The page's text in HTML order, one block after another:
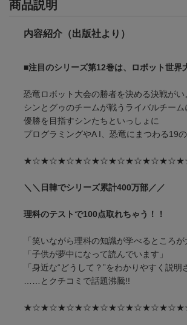
商品説明
内容紹介（出版社より）
■注目のシリーズ第12巻は、ロボット世界
恐竜ロボット大会の勝者を決める決戦がい
シンとグゥのチームが戦うライバルチー
優勝を目指すシンたちといっしょに
プログラミングやA I、恐竜にまつわる19
＼＼日韓でシリーズ累計400万部／／
理科のテストで100点取れちゃう！！
「笑いながら理科の知識が学べるところが
「子供が夢中になって読んでいます」
「身近な“どうして？”をわかりやすく説
……とクチコミで話題沸騰!!